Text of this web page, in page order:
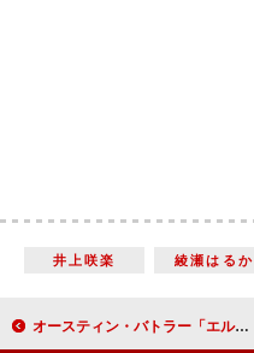
井上咲楽 綾瀬はるか
オースティン・バトラー「エルヴィスの物語を分かち合えることを幸せに思う」 バズ・ラーマン監督と共に来日